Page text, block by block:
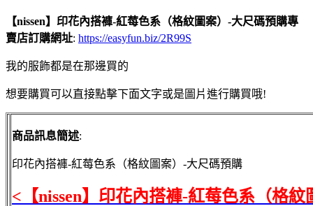
【nissen】印花內搭褲-紅莓色系（格紋圖案）-大尺碼預購專
賣店訂購網址: https://easyfun.biz/2R99S
我的服飾都是在那邊買的
想要購買可以直接點擊下面文字或是圖片進行購買哦!
商品訊息簡述:
印花內搭褲-紅莓色系（格紋圖案）-大尺碼預購
<【nissen】印花內搭褲-紅莓色系（格紋